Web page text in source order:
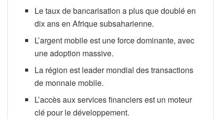
Le taux de bancarisation a plus que doublé en
dix ans en Afrique subsaharienne.
L’argent mobile est une force dominante, avec
une adoption massive.
La région est leader mondial des transactions
de monnaie mobile.
L’accès aux services financiers est un moteur
clé pour le développement.